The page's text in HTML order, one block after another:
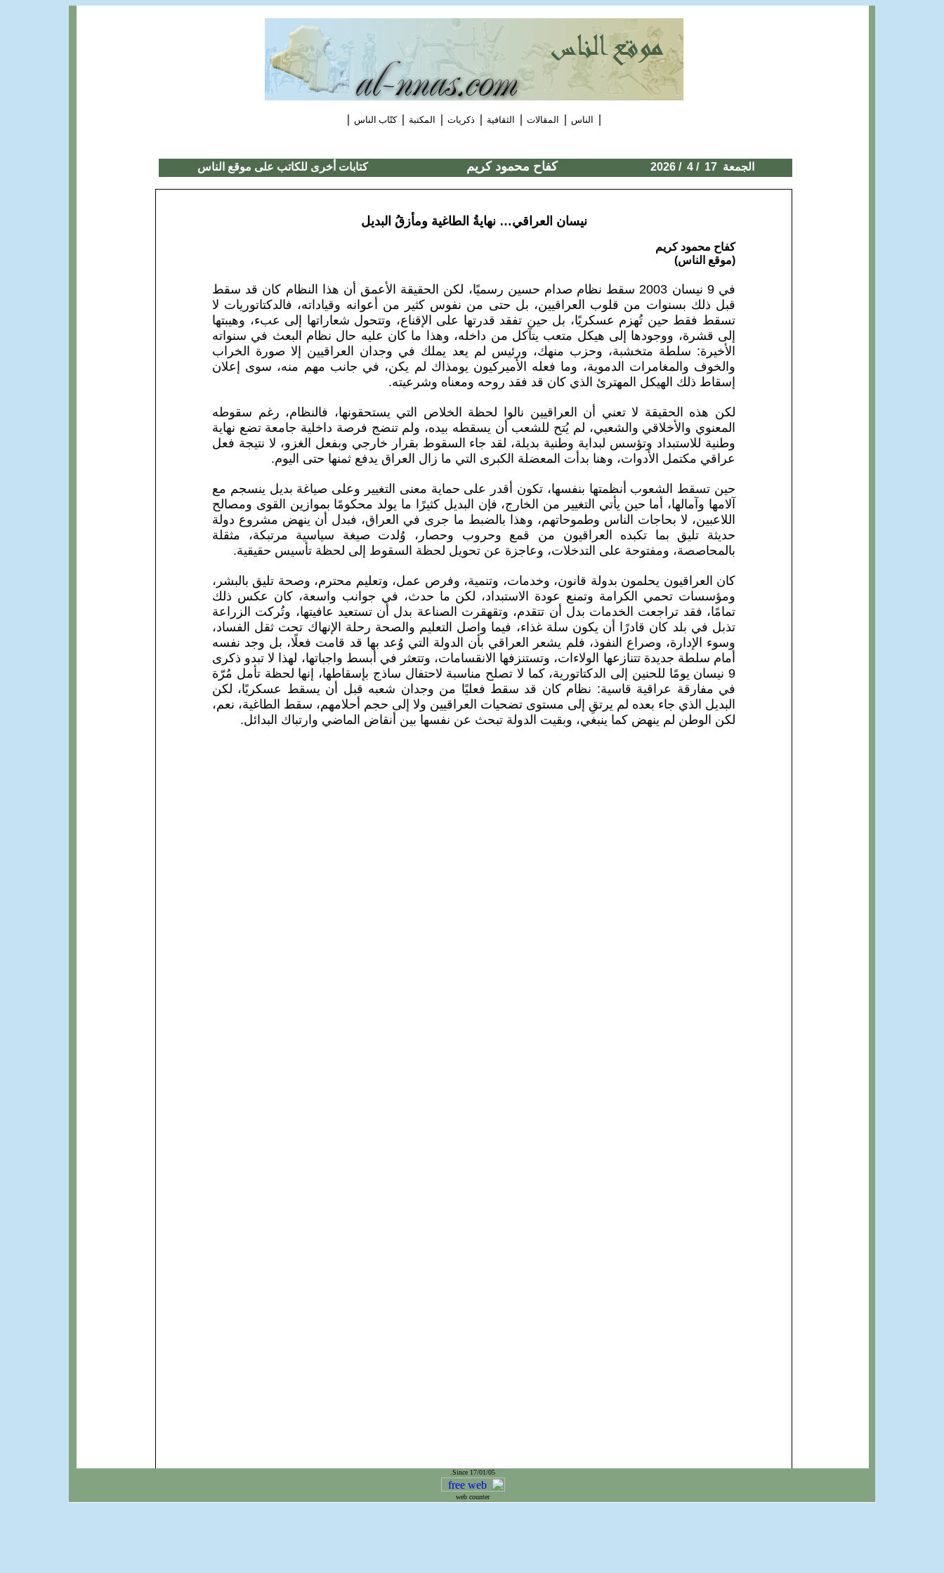
| الناس | المقالات | الثقافية | ذكريات | المكتبة | كتّاب الناس |
الجمعة 17 / 4 / 2026 كفاح محمود كريم كتابات أخرى للكاتب على موقع الناس
نيسان العراقي… نهايةُ الطاغية ومأزقُ البديل
كفاح محمود كريم
(موقع الناس)
في 9 نيسان 2003 سقط نظام صدام حسين رسميًا، لكن الحقيقة الأعمق أن هذا النظام كان قد سقط
قبل ذلك بسنوات من قلوب العراقيين، بل حتى من نفوس كثير من أعوانه وقياداته، فالدكتاتوريات لا
تسقط فقط حين تُهزم عسكريًا، بل حين تفقد قدرتها على الإقناع، وتتحول شعاراتها إلى عبء، وهيبتها
إلى قشرة، ووجودها إلى هيكل متعب يتآكل من داخله، وهذا ما كان عليه حال نظام البعث في سنواته
الأخيرة: سلطة متخشبة، وحزب منهك، ورئيس لم يعد يملك في وجدان العراقيين إلا صورة الخراب
والخوف والمغامرات الدموية، وما فعله الأميركيون يومذاك لم يكن، في جانب مهم منه، سوى إعلان
إسقاط ذلك الهيكل المهترئ الذي كان قد فقد روحه ومعناه وشرعيته.
لكن هذه الحقيقة لا تعني أن العراقيين نالوا لحظة الخلاص التي يستحقونها، فالنظام، رغم سقوطه
المعنوي والأخلاقي والشعبي، لم يُتح للشعب أن يسقطه بيده، ولم تنضج فرصة داخلية جامعة تضع نهاية
وطنية للاستبداد وتؤسس لبداية وطنية بديلة، لقد جاء السقوط بقرار خارجي وبفعل الغزو، لا نتيجة فعل
عراقي مكتمل الأدوات، وهنا بدأت المعضلة الكبرى التي ما زال العراق يدفع ثمنها حتى اليوم.
حين تسقط الشعوب أنظمتها بنفسها، تكون أقدر على حماية معنى التغيير وعلى صياغة بديل ينسجم مع
آلامها وآمالها، أما حين يأتي التغيير من الخارج، فإن البديل كثيرًا ما يولد محكومًا بموازين القوى ومصالح
اللاعبين، لا بحاجات الناس وطموحاتهم، وهذا بالضبط ما جرى في العراق، فبدل أن ينهض مشروع دولة
حديثة تليق بما تكبده العراقيون من قمع وحروب وحصار، وُلدت صيغة سياسية مرتبكة، مثقلة
بالمحاصصة، ومفتوحة على التدخلات، وعاجزة عن تحويل لحظة السقوط إلى لحظة تأسيس حقيقية.
كان العراقيون يحلمون بدولة قانون، وخدمات، وتنمية، وفرص عمل، وتعليم محترم، وصحة تليق بالبشر،
ومؤسسات تحمي الكرامة وتمنع عودة الاستبداد، لكن ما حدث، في جوانب واسعة، كان عكس ذلك
تمامًا، فقد تراجعت الخدمات بدل أن تتقدم، وتقهقرت الصناعة بدل أن تستعيد عافيتها، وتُركت الزراعة
تذبل في بلد كان قادرًا أن يكون سلة غذاء، فيما واصل التعليم والصحة رحلة الإنهاك تحت ثقل الفساد،
وسوء الإدارة، وصراع النفوذ، فلم يشعر العراقي بأن الدولة التي وُعد بها قد قامت فعلًا، بل وجد نفسه
أمام سلطة جديدة تتنازعها الولاءات، وتستنزفها الانقسامات، وتتعثر في أبسط واجباتها، لهذا لا تبدو ذكرى
9 نيسان يومًا للحنين إلى الدكتاتورية، كما لا تصلح مناسبة لاحتفال ساذج بإسقاطها، إنها لحظة تأمل مُرّة
في مفارقة عراقية قاسية: نظام كان قد سقط فعليًا من وجدان شعبه قبل أن يسقط عسكريًا، لكن
البديل الذي جاء بعده لم يرتقِ إلى مستوى تضحيات العراقيين ولا إلى حجم أحلامهم، سقط الطاغية، نعم،
لكن الوطن لم ينهض كما ينبغي، وبقيت الدولة تبحث عن نفسها بين أنقاض الماضي وارتباك البدائل.
web counter